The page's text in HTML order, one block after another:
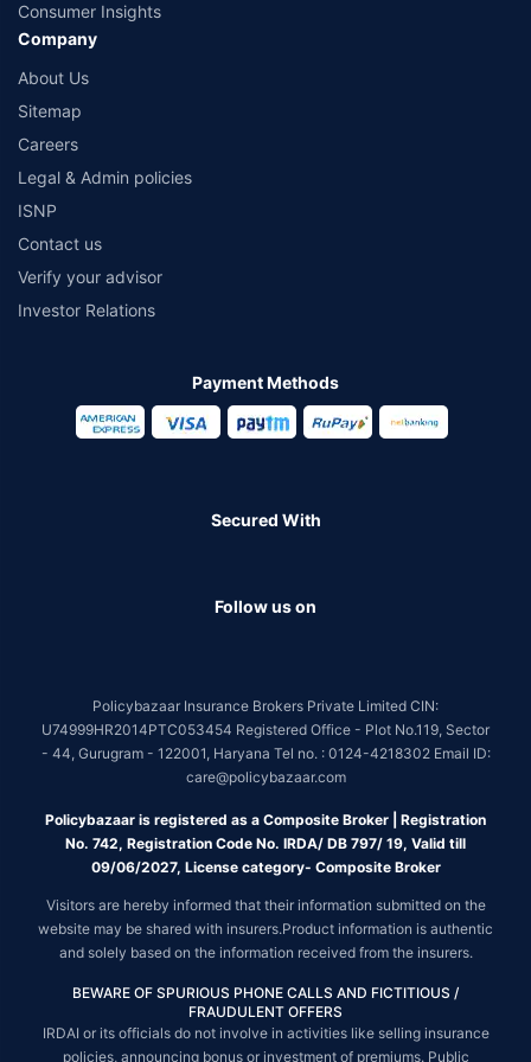
Consumer Insights
Company
About Us
Sitemap
Careers
Legal & Admin policies
ISNP
Contact us
Verify your advisor
Investor Relations
Payment Methods
Secured With
Follow us on
Policybazaar Insurance Brokers Private Limited CIN:
U74999HR2014PTC053454 Registered Office - Plot No.119, Sector
- 44, Gurugram - 122001, Haryana Tel no. : 0124-4218302 Email ID:
care@policybazaar.com
Policybazaar is registered as a Composite Broker | Registration
No. 742, Registration Code No. IRDA/ DB 797/ 19, Valid till
09/06/2027, License category- Composite Broker
Visitors are hereby informed that their information submitted on the
website may be shared with insurers.Product information is authentic
and solely based on the information received from the insurers.
BEWARE OF SPURIOUS PHONE CALLS AND FICTITIOUS /
FRAUDULENT OFFERS
IRDAI or its officials do not involve in activities like selling insurance
policies, announcing bonus or investment of premiums. Public